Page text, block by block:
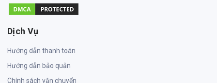
Dịch Vụ
Hướng dẫn thanh toán
Hướng dẫn bảo quản
Chính sách vận chuyển